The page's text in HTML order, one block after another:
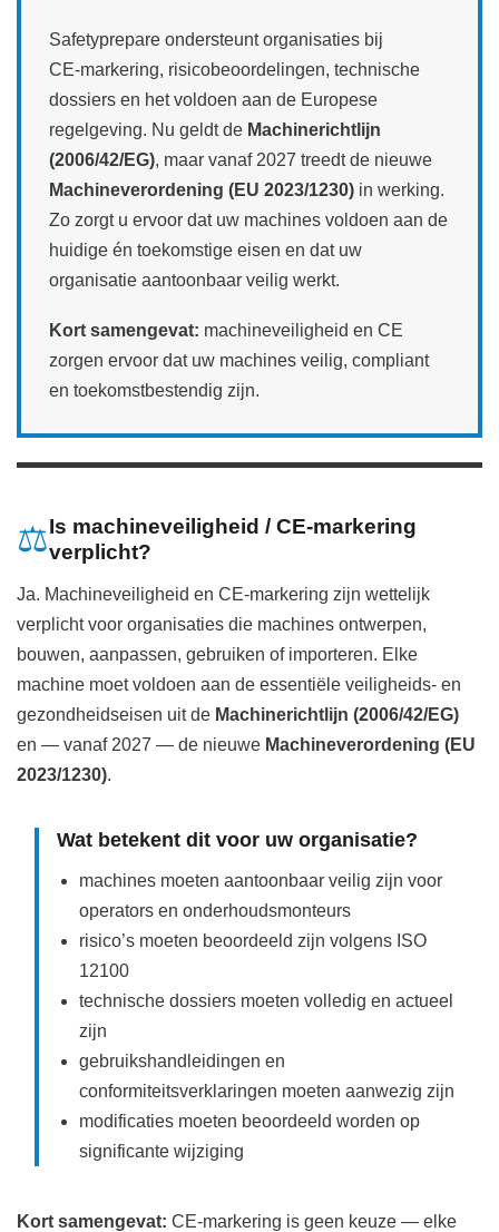
Safetyprepare ondersteunt organisaties bij
CE‑markering, risicobeoordelingen, technische
dossiers en het voldoen aan de Europese
regelgeving. Nu geldt de Machinerichtlijn
(2006/42/EG), maar vanaf 2027 treedt de nieuwe
Machineverordening (EU 2023/1230) in werking.
Zo zorgt u ervoor dat uw machines voldoen aan de
huidige én toekomstige eisen en dat uw
organisatie aantoonbaar veilig werkt.
Kort samengevat: machineveiligheid en CE
zorgen ervoor dat uw machines veilig, compliant
en toekomstbestendig zijn.
⚖️Is machineveiligheid / CE‑markering
verplicht?
Ja. Machineveiligheid en CE‑markering zijn wettelijk
verplicht voor organisaties die machines ontwerpen,
bouwen, aanpassen, gebruiken of importeren. Elke
machine moet voldoen aan de essentiële veiligheids- en
gezondheidseisen uit de Machinerichtlijn (2006/42/EG)
en — vanaf 2027 — de nieuwe Machineverordening (EU
2023/1230).
Wat betekent dit voor uw organisatie?
machines moeten aantoonbaar veilig zijn voor
operators en onderhoudsmonteurs
risico’s moeten beoordeeld zijn volgens ISO
12100
technische dossiers moeten volledig en actueel
zijn
gebruikshandleidingen en
conformiteitsverklaringen moeten aanwezig zijn
modificaties moeten beoordeeld worden op
significante wijziging
Kort samengevat: CE‑markering is geen keuze — elke